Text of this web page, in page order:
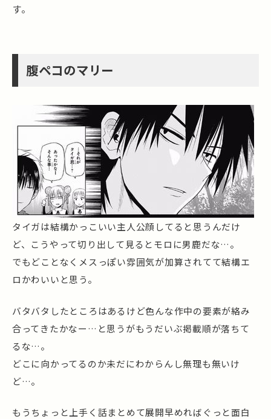
す。
腹ペコのマリー
タイガは結構かっこいい主人公顔してると思うんだけ
ど、こうやって切り出して見るとモロに男鹿だな…。
でもどことなくメスっぽい雰囲気が加算されてて結構エ
ロかわいいと思う。
バタバタしたところはあるけど色んな作中の要素が絡み
合ってきたかなー…と思うがもうだいぶ掲載順が落ちて
るな…。
どこに向かってるのか未だにわからんし無理も無いけ
ど…。
もうちょっと上手く話まとめて展開早めればぐっと面白